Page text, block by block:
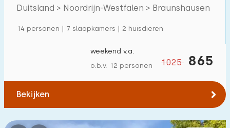
Duitsland > Noordrijn-Westfalen > Braunshausen
14 personen | 7 slaapkamers | 2 huisdieren
1025 865
weekend v.a.
o.b.v. 12 personen
Bekijken